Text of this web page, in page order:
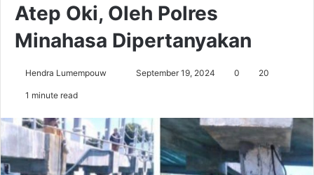
Atep Oki, Oleh Polres
Minahasa Dipertanyakan
Hendra Lumempouw September 19, 2024 0 20
1 minute read